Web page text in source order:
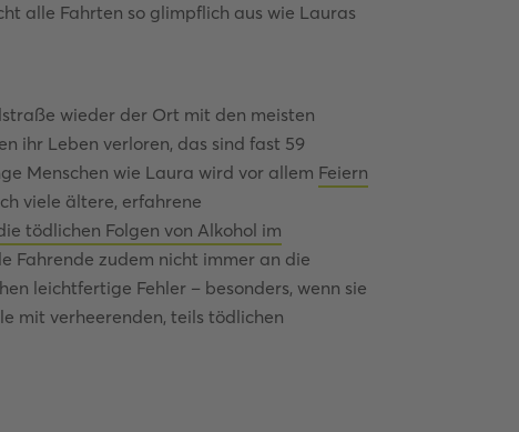
alle Fahrten so glimpflich aus wie Lauras
wieder der Ort mit den meisten
ihr Leben verloren, das sind fast 59
Menschen wie Laura wird vor allem Feiern
viele ältere, erfahrene
tödlichen Folgen von Alkohol im
Fahrende zudem nicht immer an die
leichtfertige Fehler – besonders, wenn sie
mit verheerenden, teils tödlichen